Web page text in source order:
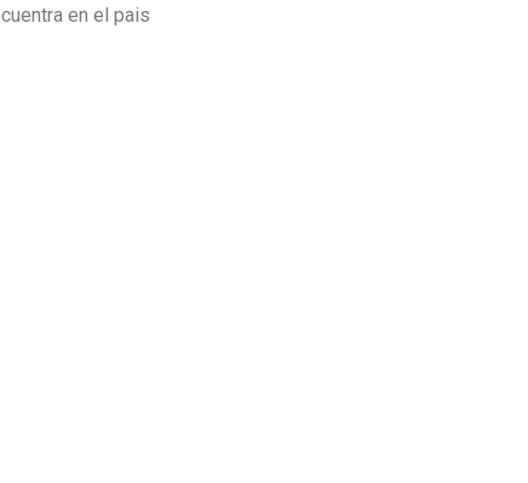
en el pais